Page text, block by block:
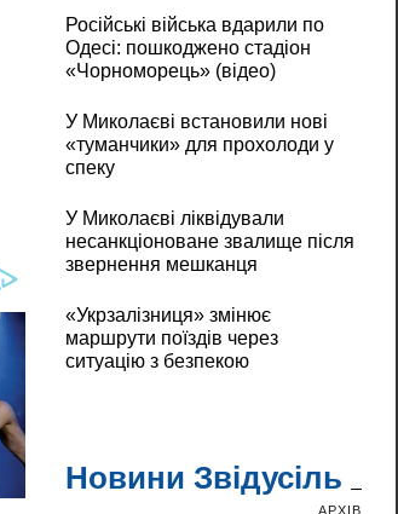
Російські війська вдарили по
Одесі: пошкоджено стадіон
«Чорноморець» (відео)
У Миколаєві встановили нові
«туманчики» для прохолоди у
спеку
У Миколаєві ліквідували
несанкціоноване звалище після
звернення мешканця
«Укрзалізниця» змінює
маршрути поїздів через
ситуацію з безпекою
Новини Звідусіль
АРХІВ